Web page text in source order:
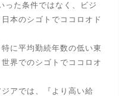
った条件ではなく、ビジ
本のシゴトでココロオド
に平均勤続年数の低い東
界でのシゴトでココロオ
アでは、『より高い給